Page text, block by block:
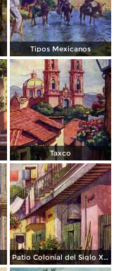
Tipos Mexicanos
Taxco
Patio Colonial del Siglo XVIII